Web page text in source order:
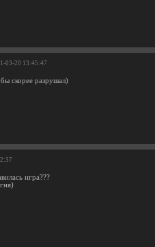
03-20 13:45:47
скорее разрушал)
игра???